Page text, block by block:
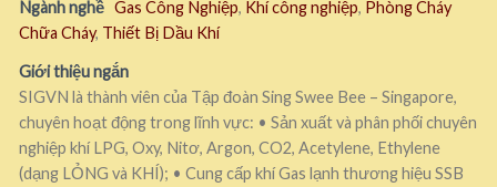
Ngành nghề Gas Công Nghiệp, Khí công nghiệp, Phòng Cháy
Chữa Cháy, Thiết Bị Dầu Khí
Giới thiệu ngắn
SIGVN là thành viên của Tập đoàn Sing Swee Bee – Singapore,
chuyên hoạt động trong lĩnh vực: • Sản xuất và phân phối chuyên
nghiệp khí LPG, Oxy, Nitơ, Argon, CO2, Acetylene, Ethylene
(dạng LỎNG và KHÍ); • Cung cấp khí Gas lạnh thương hiệu SSB